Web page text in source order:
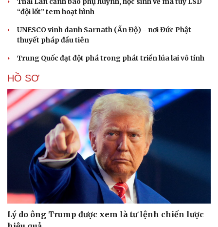
“đội lốt” tem hoạt hình
UNESCO vinh danh Sarnath (Ấn Độ) - nơi Đức Phật
thuyết pháp đầu tiên
Trung Quốc đạt đột phá trong phát triển lúa lai vô tính
HỒ SƠ
Lý do ông Trump được xem là tư lệnh chiến lược